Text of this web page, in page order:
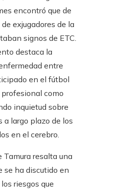
encontró que de
exjugadores de la
signos de ETC.
destaca la
entre
en el fútbol
como
inquietud sobre
a largo plazo de los
en el cerebro.
Tamura resalta una
se ha discutido en
riesgos que